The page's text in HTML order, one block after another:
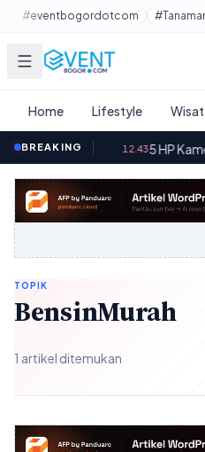
Lewati ke konten utama
#eventbogordotcom
Home Lifestyle
BREAKING
Baterai· 5 HP Kamera
TOPIK
BensinMurah
1 artikel ditemukan